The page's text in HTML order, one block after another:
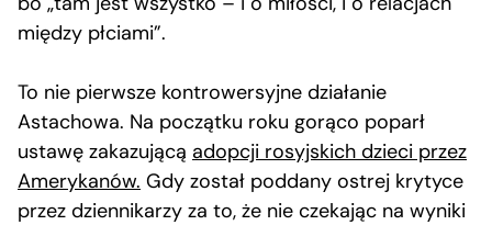
między płciami”.
To nie pierwsze kontrowersyjne działanie
Astachowa. Na początku roku gorąco poparł
ustawę zakazującą adopcji rosyjskich dzieci przez
Amerykanów. Gdy został poddany ostrej krytyce
przez dziennikarzy za to, że nie czekając na wyniki